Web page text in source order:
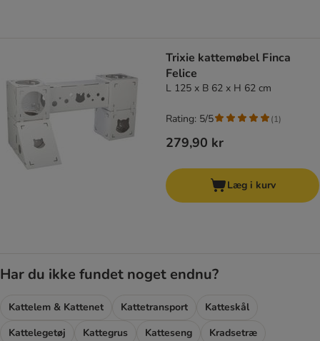
Trixie kattemøbel Finca
Felice
L 125 x B 62 x H 62 cm
279,90 kr
Rating: 5/5 (1)
Læg i kurv
Har du ikke fundet noget endnu?
Kattelem & Kattenet Kattetransport
Katteskål
Kattelegetøj
Kattegrus Katteseng
Kradsetræ